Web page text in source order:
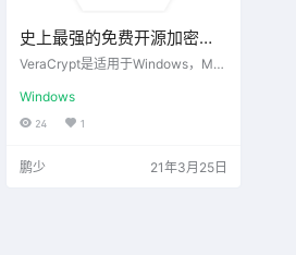
史上最强的免费开源加密软
件，VeraCrypt 1.24-
VeraCrypt是适用于Windows，Ma
软件。VeraCrypt为用于系统和分区
加密的算法增加了安全性，使其不
多漏洞和安全性问题。例如，当对
Windows
24 1
鹏少 21年3月25日